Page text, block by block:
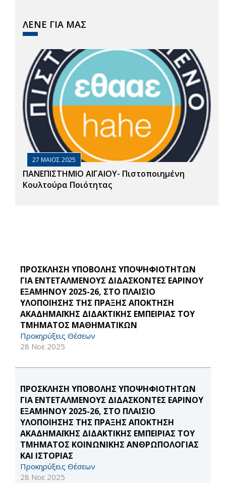
ΛΕΝΕ ΓΙΑ ΜΑΣ
27 ΜΑΙΟΣ 2025
ΠΑΝΕΠΙΣΤΗΜΙΟ ΑΙΓΑΙΟΥ- Πιστοποιημένη
Κουλτούρα Ποιότητας
ΠΡΟΣΚΛΗΣΗ ΥΠΟΒΟΛΗΣ ΥΠΟΨΗΦΙΟΤΗΤΩΝ
ΓΙΑ ΕΝΤΕΤΑΛΜΕΝΟΥΣ ΔΙΔΑΣΚΟΝΤΕΣ ΕΑΡΙΝΟΥ
ΕΞΑΜΗΝΟΥ 2025-26, ΣΤΟ ΠΛΑΙΣΙΟ
ΥΛΟΠΟΙΗΣΗΣ ΤΗΣ ΠΡΑΞΗΣ ΑΠΟΚΤΗΣΗ
ΑΚΑΔΗΜΑΪΚΗΣ ΔΙΔΑΚΤΙΚΗΣ ΕΜΠΕΙΡΙΑΣ ΤΟΥ
ΤΜΗΜΑΤΟΣ ΜΑΘΗΜΑΤΙΚΩΝ
Προκηρύξεις Θέσεων
28 Νοε 2025
ΠΡΟΣΚΛΗΣΗ ΥΠΟΒΟΛΗΣ ΥΠΟΨΗΦΙΟΤΗΤΩΝ
ΓΙΑ ΕΝΤΕΤΑΛΜΕΝΟΥΣ ΔΙΔΑΣΚΟΝΤΕΣ ΕΑΡΙΝΟΥ
ΕΞΑΜΗΝΟΥ 2025-26, ΣΤΟ ΠΛΑΙΣΙΟ
ΥΛΟΠΟΙΗΣΗΣ ΤΗΣ ΠΡΑΞΗΣ ΑΠΟΚΤΗΣΗ
ΑΚΑΔΗΜΑΪΚΗΣ ΔΙΔΑΚΤΙΚΗΣ ΕΜΠΕΙΡΙΑΣ ΤΟΥ
ΤΜΗΜΑΤΟΣ ΚΟΙΝΩΝΙΚΗΣ ΑΝΘΡΩΠΟΛΟΓΙΑΣ
ΚΑΙ ΙΣΤΟΡΙΑΣ
Προκηρύξεις Θέσεων
28 Νοε 2025